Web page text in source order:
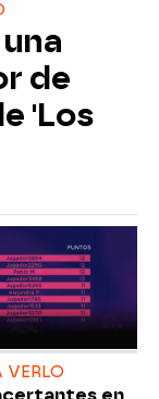
de
'Los
VERLO